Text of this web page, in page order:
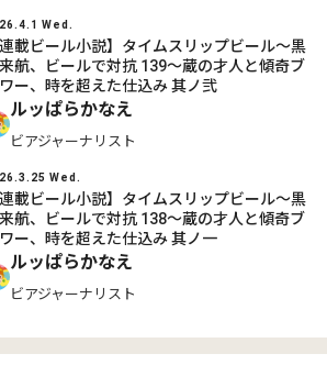
Wed.
連載ビール小説】タイムスリップビール～黒
航、ビールで対抗 139～蔵の才人と傾奇ブ
ー、時を超えた仕込み 其ノ弐
ルッぱらかなえ
ビアジャーナリスト
Wed.
連載ビール小説】タイムスリップビール～黒
航、ビールで対抗 138～蔵の才人と傾奇ブ
ー、時を超えた仕込み 其ノ一
ルッぱらかなえ
ビアジャーナリスト